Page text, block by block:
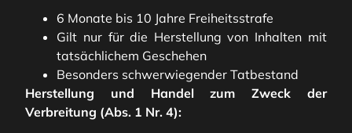
6 Monate bis 10 Jahre Freiheitsstrafe
Gilt nur für die Herstellung von Inhalten mit
tatsächlichem Geschehen
Besonders schwerwiegender Tatbestand
Herstellung und Handel zum Zweck der
Verbreitung (Abs. 1 Nr. 4):